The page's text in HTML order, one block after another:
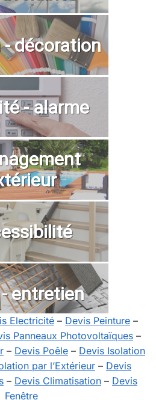
Electricité – Devis Peinture –
Panneaux Photovoltaïques –
– Devis Poêle – Devis Isolation
par l’Extérieur – Devis
– Devis Climatisation – Devis
Fenêtre